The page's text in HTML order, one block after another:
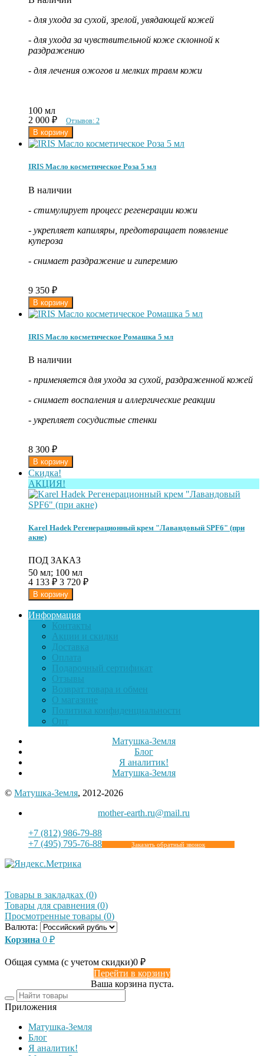
- для ухода за сухой, зрелой, увядающей кожей
- для ухода за чувствительной коже склонной к
раздражению
- для лечения ожогов и мелких травм кожи
100 мл
2 000 ₽ Отзывов: 2
IRIS Масло косметическое Роза 5 мл
В наличии
- стимулирует процесс регенерации кожи
- укрепляет капиляры, предотвращает появление
купероза
- снимает раздражение и гиперемию
9 350 ₽
IRIS Масло косметическое Ромашка 5 мл
В наличии
- применяется для ухода за сухой, раздраженной кожей
- снимает воспаления и аллергические реакции
- укрепляет сосудистые стенки
8 300 ₽
Скидка!
АКЦИЯ!
Karel Hadek Регенерационный крем "Лавандовый SPF6" (при
акне)
ПОД ЗАКАЗ
50 мл; 100 мл
4 133 ₽ 3 720 ₽
Информация
Контакты
Акции и скидки
Доставка
Оплата
Подарочный сертификат
Отзывы
Возврат товара и обмен
О магазине
Политика конфиденциальности
Опт
Матушка-Земля
Блог
Я аналитик!
Матушка-Земля
© Матушка-Земля, 2012-2026
mother-earth.ru@mail.ru
+7 (812) 986-79-88
+7 (495) 795-76-88
Заказать обратный звонок
Товары в закладках (0)
Товары для сравнения (0)
Просмотренные товары (0)
Валюта:
Корзина 0 ₽
Общая сумма (с учетом скидки)0 ₽
Перейти в корзину
Ваша корзина пуста.
Приложения
Матушка-Земля
Блог
Я аналитик!